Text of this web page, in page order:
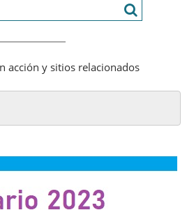
acción y sitios relacionados